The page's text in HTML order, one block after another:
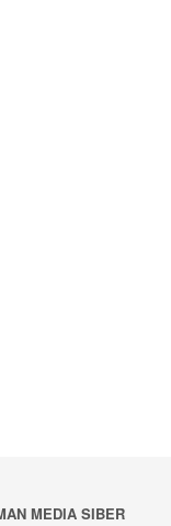
MEDIA SIBER